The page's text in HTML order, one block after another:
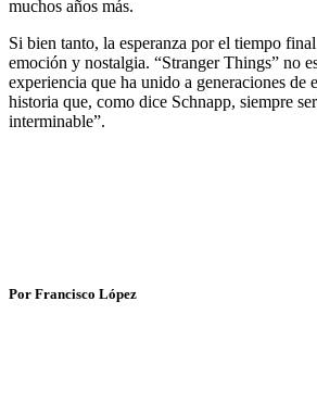
muchos años más.
Si bien tanto, la esperanza por el tiempo
emoción y nostalgia. “Stranger Things” no
experiencia que ha unido a generaciones de
historia que, como dice Schnapp, siempre
interminable”.
Por Francisco López